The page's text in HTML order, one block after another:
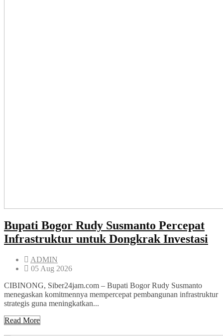
Bupati Bogor Rudy Susmanto Percepat
Infrastruktur untuk Dongkrak Investasi
ADMIN
05 Aug 2026
CIBINONG, Siber24jam.com – Bupati Bogor Rudy Susmanto
menegaskan komitmennya mempercepat pembangunan infrastruktur
strategis guna meningkatkan...
Read More